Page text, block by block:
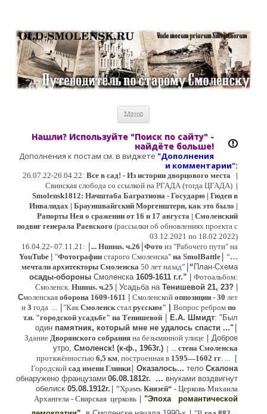
открытки, карты …
Меню
Нашли? Используйте "Поиск по сайту" -
найдёте больше!
Дополнения к постам см. в виджете "Дополнения
и комментарии":
26.07.22-26.04.22: Все в сад! - Из истории дворцового места
|
Свинская слобода со ссылкой на РГАДА (тогда ЦГАДА) |
Smolensk1812: Начштаба Багратиона - Государю | Гюден в
Инвалидах | Брауншвайгский Моргенштерн, как это было |
Рапорты Нея о сражении от 16 и 17 августа | Смоленский
подвиг генерала Раевского (рассылки об обновлениях проекта с
03.12.2021 по 18.02.2022)
16.04.22- 07.11.21: |... Humus. ч.26 |Фото из "Рабочего пути" на
YouTube
"Фотографии старого Смоленска" на SmolBattle | “…
мечтали архитекторы Смоленска 50 лет назад” | “ План-Схема
осады-обороны Смоленска 1609-1611 г.г.”
Фотоальбом:
Смоленск. Humus. ч.25 | Усадьба на Тенишевой 21, 23?
Смоленская оборона 1609-1611 Смоленской оппозиции - 30 лет
и 3 года ... |"Как Смоленскстал русским" Вопрос ребром по
т.н. "городской усадьбе" на Тенишевой | Е.А. Шмидт: "Был
один памятник, который мне не удалось спасти ..." |
Здание Дворянского собрания на безымянной улице | Доброе
утро, Смоленск! (к-ф., 1963г.) | ... стена Смоленска
протяжённостью 6,5 км, построенная в 1595—1602 гг. ... |
Городской сад имени Глинки | Оказалось... тело Скалона
обнаружено французами 06.08.1812г. … внуками воздвигнут
обелиск 05.08.1912г. | “Храмъ Князей“ - Церковь Михаила
Архангела - Свирская церковь | "Эпохаромантической